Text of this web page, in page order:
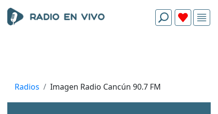
Radios Imagen Radio Cancún 90.7 FM